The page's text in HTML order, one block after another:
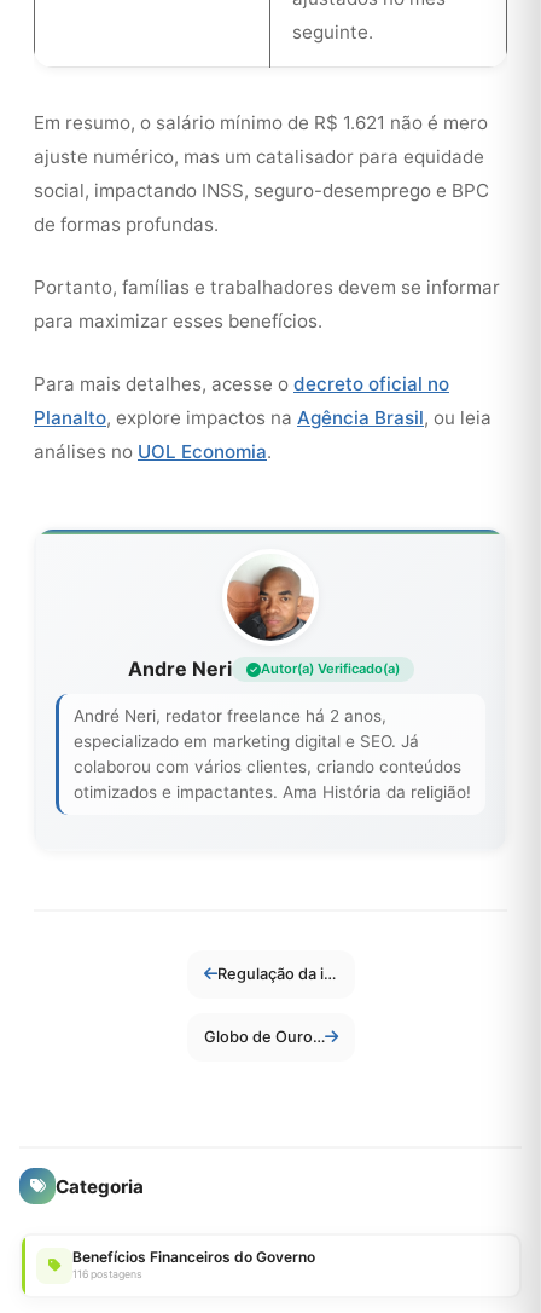
seguinte.
Em resumo, o salário mínimo de R$ 1.621 não é mero
ajuste numérico, mas um catalisador para equidade
social, impactando INSS, seguro-desemprego e BPC
de formas profundas.
Portanto, famílias e trabalhadores devem se informar
para maximizar esses benefícios.
Para mais detalhes, acesse o decreto oficial no
Planalto, explore impactos na Agência Brasil, ou leia
análises no UOL Economia.
Andre Neri Autor(a) Verificado(a)
André Neri, redator freelance há 2 anos,
especializado em marketing digital e SEO. Já
colaborou com vários clientes, criando conteúdos
otimizados e impactantes. Ama História da religião!
Regulação da inteligência artificial: como as novas leis estão impactando empresas de tecnologia em 2026
Globo de Ouro 2026: “O Agente Secreto” Vence 2 Prêmios e Marca História
Categoria
Benefícios Financeiros do Governo
116 postagens